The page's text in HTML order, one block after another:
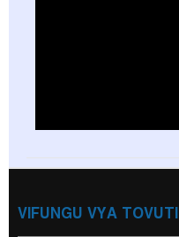
VIFUNGU VYA TOVUTI